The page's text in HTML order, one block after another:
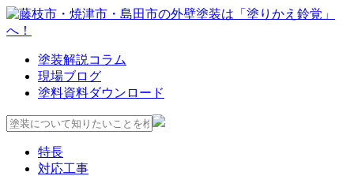
塗装解説コラム
現場ブログ
塗料資料ダウンロード
特長
対応工事